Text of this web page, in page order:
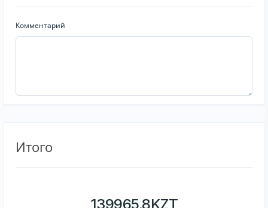
Комментарий
Итого
139965.8KZT